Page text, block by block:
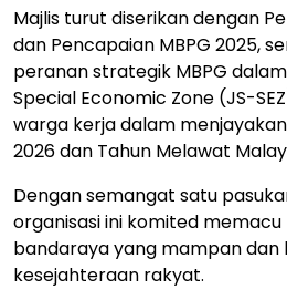
Majlis turut diserikan dengan
dan Pencapaian MBPG 2025,
peranan strategik MBPG
Special Economic Zone (JS-
warga kerja dalam
2026 dan Tahun Melawat
Dengan semangat satu
organisasi ini komited
bandaraya yang mampan dan
kesejahteraan rakyat.